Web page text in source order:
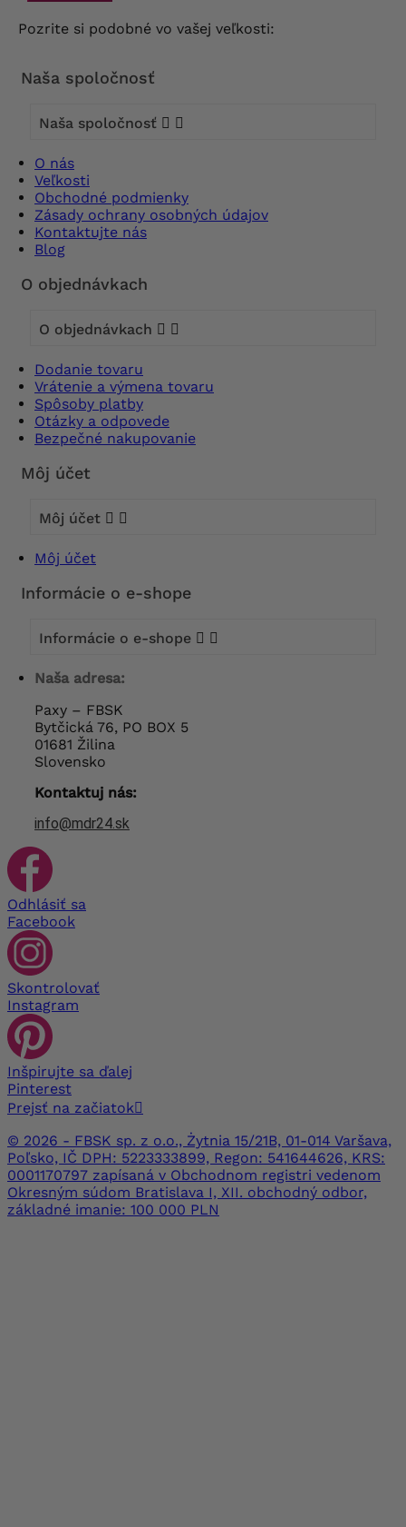
Pozrite si podobné vo vašej veľkosti:
Naša spoločnosť
Naša spoločnosť  
O nás
Veľkosti
Obchodné podmienky
Zásady ochrany osobných údajov
Kontaktujte nás
Blog
O objednávkach
O objednávkach  
Dodanie tovaru
Vrátenie a výmena tovaru
Spôsoby platby
Otázky a odpovede
Bezpečné nakupovanie
Môj účet
Môj účet  
Môj účet
Informácie o e-shope
Informácie o e-shope  
Naša adresa:
Paxy – FBSK
Bytčická 76, PO BOX 5
01681 Žilina
Slovensko
Kontaktuj nás:
info@mdr24.sk
Odhlásiť sa
Facebook
Skontrolovať
Instagram
Inšpirujte sa ďalej
Pinterest
Prejsť na začiatok
© 2026 - FBSK sp. z o.o., Żytnia 15/21B, 01-014 Varšava,
Poľsko, IČ DPH: 5223333899, Regon: 541644626, KRS:
0001170797 zapísaná v Obchodnom registri vedenom
Okresným súdom Bratislava I, XII. obchodný odbor,
základné imanie: 100 000 PLN